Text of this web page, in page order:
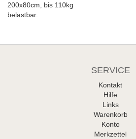
200x80cm, bis 110kg
belastbar.
SERVICE
Kontakt
Hilfe
Links
Warenkorb
Konto
Merkzettel